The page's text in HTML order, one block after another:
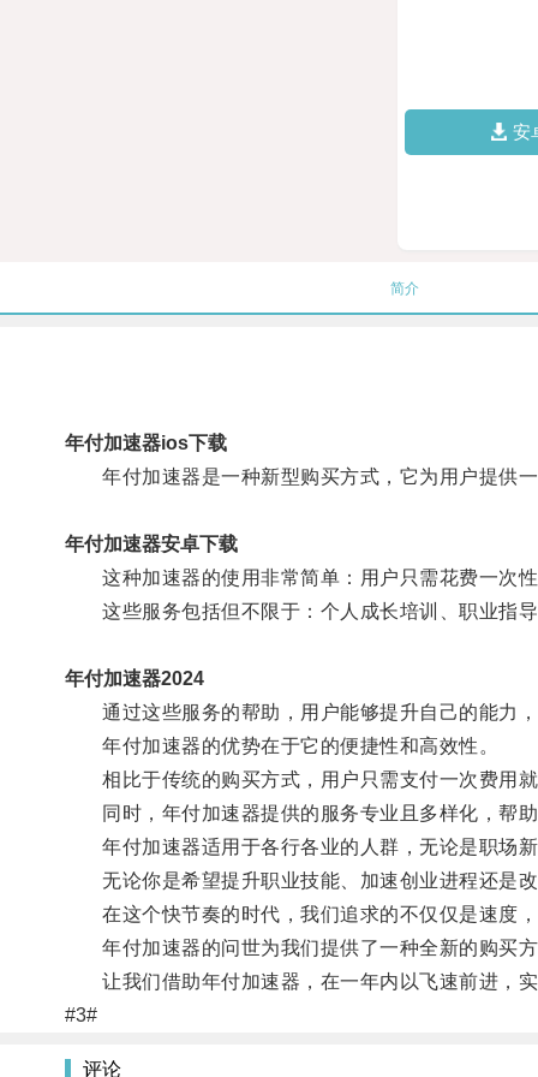
安
简介
年付加速器ios下载
年付加速器是一种新型购买方式，它为用户提供一
年付加速器安卓下载
这种加速器的使用非常简单：用户只需花费一次性
这些服务包括但不限于：个人成长培训、职业指导
年付加速器2024
通过这些服务的帮助，用户能够提升自己的能力，
年付加速器的优势在于它的便捷性和高效性。
相比于传统的购买方式，用户只需支付一次费用就
同时，年付加速器提供的服务专业且多样化，帮助
年付加速器适用于各行各业的人群，无论是职场新
无论你是希望提升职业技能、加速创业进程还是
在这个快节奏的时代，我们追求的不仅仅是速度，
年付加速器的问世为我们提供了一种全新的购买
让我们借助年付加速器，在一年内以飞速前进，实
#3#
评论